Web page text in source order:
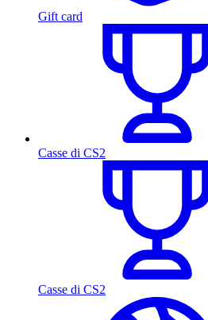
Gift card
Casse di CS2
Casse di CS2